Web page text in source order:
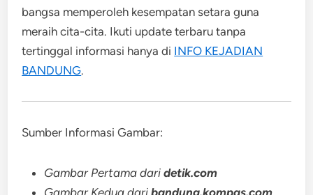
bangsa memperoleh kesempatan setara guna
meraih cita-cita. Ikuti update terbaru tanpa
tertinggal informasi hanya di INFO KEJADIAN
BANDUNG.
Sumber Informasi Gambar:
Gambar Pertama daridetik.com
Gambar Kedua daribandung.kompas.com